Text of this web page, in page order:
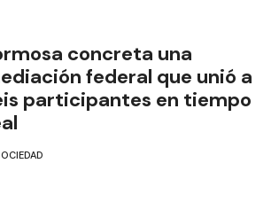
concreta una
federal que unió a
participantes en tiempo